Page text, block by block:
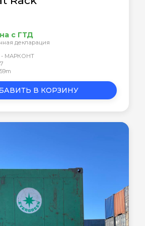
с ГТД
декларация
- МАРКОНТ
В КОРЗИНУ